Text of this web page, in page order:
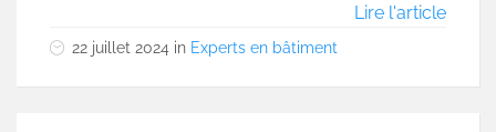
Lire l'article
22 juillet 2024 in Experts en bâtiment